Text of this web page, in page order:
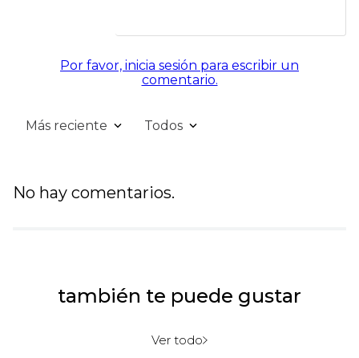
Por favor, inicia sesión para escribir un
comentario.
Más reciente Todos
No hay comentarios.
también te puede gustar
Ver todo